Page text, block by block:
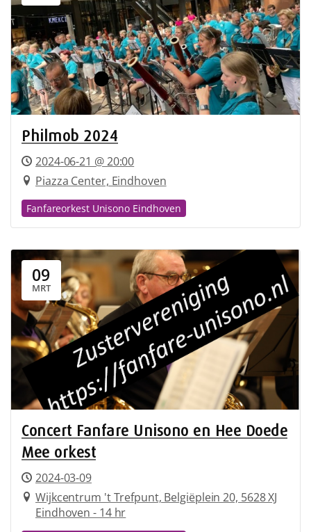
Philmob 2024
2024-06-21 @ 20:00
Piazza Center, Eindhoven
Fanfareorkest Unisono Eindhoven
09
MRT
Concert Fanfare Unisono en Hee Doede
Mee orkest
2024-03-09
Wijkcentrum 't Trefpunt, Belgiëplein 20, 5628 XJ
Eindhoven - 14 hr